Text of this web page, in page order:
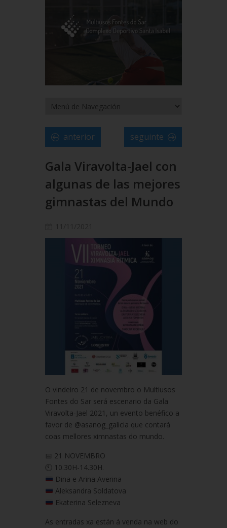
anterior seguinte
Gala Viravolta-Jael con
algunas de las mejores
gimnastas del Mundo
O vindeiro 21 de novembro o Multiusos
Fontes do Sar será escenario da Gala
Viravolta-Jael 2021, un evento benéfico a
favor de @asanog_galicia que contará
coas mellores ximnastas do mundo.
📅 21 NOVEMBRO
🕙 10.30H-14.30H.
Dina e Arina Averina
Aleksandra Soldatova
Ekaterina Selezneva
As entradas xa están á venda na web do